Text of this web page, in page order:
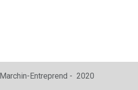
Entreprend - 2020